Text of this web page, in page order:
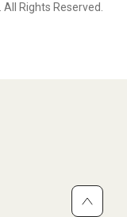
All Rights Reserved.